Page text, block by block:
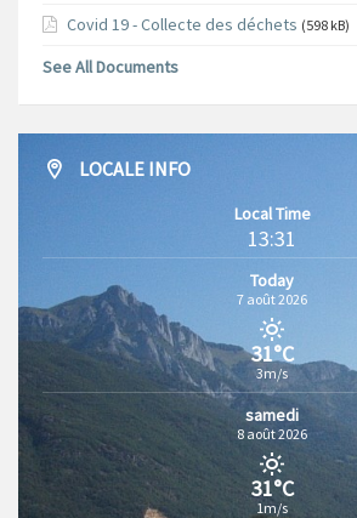
Covid 19 - Collecte des déchets (598 kB)
See All Documents
LOCALE INFO
Local Time
13:31
Today
7 août 2026
31°C
3m/s
samedi
8 août 2026
31°C
1m/s